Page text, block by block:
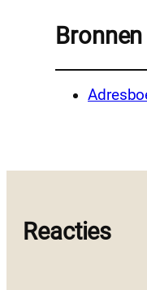
Bronnen
Reacties